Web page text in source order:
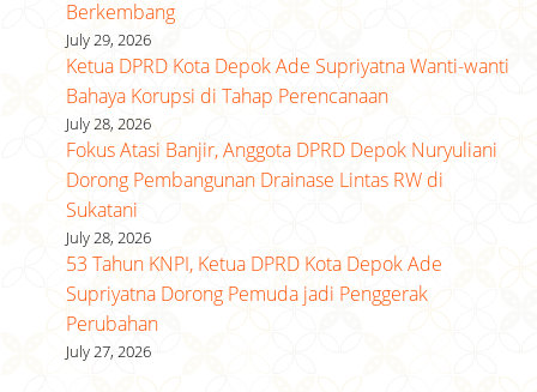
Berkembang
July 29, 2026
Ketua DPRD Kota Depok Ade Supriyatna Wanti-wanti
Bahaya Korupsi di Tahap Perencanaan
July 28, 2026
Fokus Atasi Banjir, Anggota DPRD Depok Nuryuliani
Dorong Pembangunan Drainase Lintas RW di
Sukatani
July 28, 2026
53 Tahun KNPI, Ketua DPRD Kota Depok Ade
Supriyatna Dorong Pemuda jadi Penggerak
Perubahan
July 27, 2026